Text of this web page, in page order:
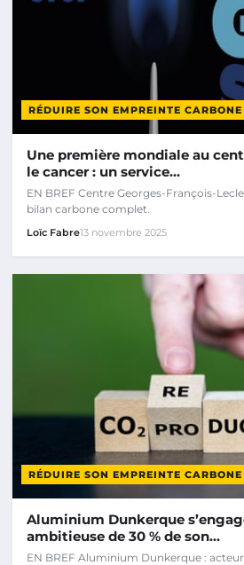
RÉDUIRE SON EMPREINTE CARBONE
Une première mondiale au
le cancer : un service…
EN BREF Centre Georges-François-
bilan carbone complet.
Loïc Fabre13 novembre 2025
RÉDUIRE SON EMPREINTE CARBONE
Aluminium Dunkerque
ambitieuse de 30 % de son…
EN BREF Aluminium Dunkerque :